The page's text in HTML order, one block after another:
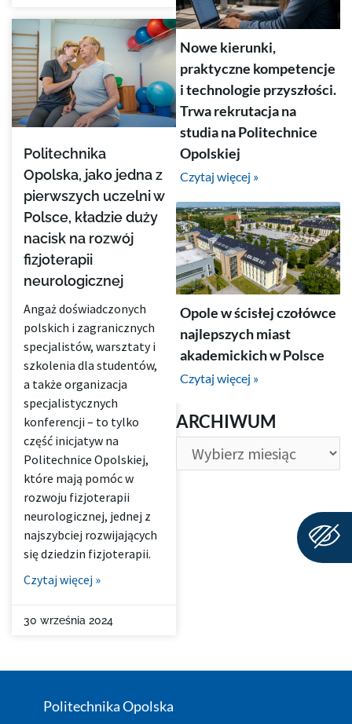
Politechnika
Opolska, jako jedna z
pierwszych uczelni w
Polsce, kładzie duży
nacisk na rozwój
fizjoterapii
neurologicznej
Angaż doświadczonych
polskich i zagranicznych
specjalistów, warsztaty i
szkolenia dla studentów,
a także organizacja
specjalistycznych
konferencji – to tylko
część inicjatyw na
Politechnice Opolskiej,
które mają pomóc w
rozwoju fizjoterapii
neurologicznej, jednej z
najszybciej rozwijających
się dziedzin fizjoterapii.
Czytaj więcej »
30 września 2024
Nowe kierunki,
praktyczne kompetencje
i technologie przyszłości.
Trwa rekrutacja na
studia na Politechnice
Opolskiej
Czytaj więcej »
Opole w ścisłej czołówce
najlepszych miast
akademickich w Polsce
Czytaj więcej »
ARCHIWUM
ARCHIWUM
Politechnika Opolska